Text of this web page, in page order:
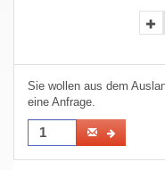
Sie wollen aus dem
eine Anfrage.